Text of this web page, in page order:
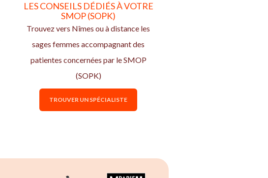
LES CONSEILS DÉDIÉS À VOTRE
SMOP (SOPK)
Trouvez vers Nîmes ou à distance les
sages femmes accompagnant des
patientes concernées par le SMOP
(SOPK)
TROUVER UN SPÉCIALISTE